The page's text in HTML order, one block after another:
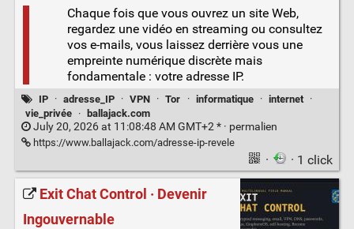
Chaque fois que vous ouvrez un site Web,
regardez une vidéo en streaming ou consultez
vos e-mails, vous laissez derrière vous une
empreinte numérique discrète mais
fondamentale : votre adresse IP.
IP · adresse_IP · VPN · Tor · informatique · internet
·
vie_privée
· ballajack.com
July 20, 2026 at 11:08:48 AM GMT+2 * · permalien
https://www.ballajack.com/adresse-ip-revele
· · 1 click
Exit Chat Control · Devenir
Ingouvernable